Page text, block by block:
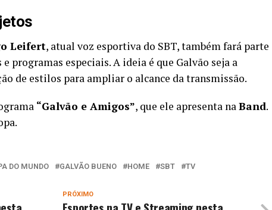
Leifert, atual voz esportiva do SBT, também fará parte
programas especiais. A ideia é que Galvão seja a
de estilos para ampliar o alcance da transmissão.
“Galvão e Amigos”, que ele apresenta naBand.
DO MUNDO GALVÃO BUENO HOME SBT TV
PRÓXIMO